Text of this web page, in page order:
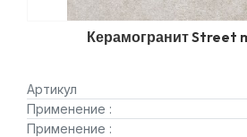
Керамогранит Street
Артикул
Применение :
Применение :